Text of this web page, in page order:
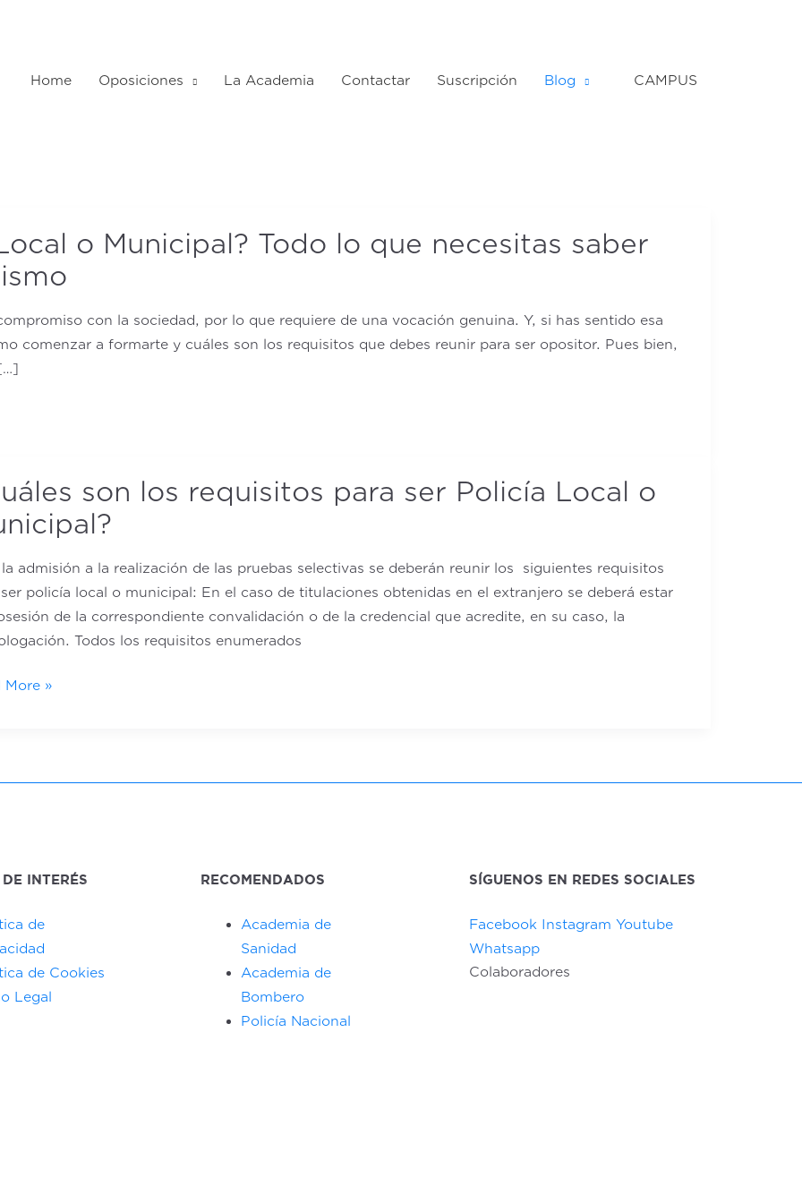
Home
Oposiciones La Academia Contactar Suscripción Blog CAMPUS
o Municipal? Todo lo que necesitas saber
con la sociedad, por lo que requiere de una vocación genuina. Y, si has sentido esa
comenzar a formarte y cuáles son los requisitos que debes reunir para ser opositor. Pues bien,
son los requisitos para ser Policía Local o
la admisión a la realización de las pruebas selectivas se deberán reunir los siguientes requisitos
policía local o municipal: En el caso de titulaciones obtenidas en el extranjero se deberá estar
de la correspondiente convalidación o de la credencial que acredite, en su caso, la
Todos los requisitos enumerados
More »
INTERÉS
de
de Cookies
Legal
RECOMENDADOS
Academia de
Sanidad
Academia de
Bombero
Policía Nacional
SÍGUENOS EN REDES SOCIALES
Facebook Instagram Youtube
Whatsapp
Colaboradores